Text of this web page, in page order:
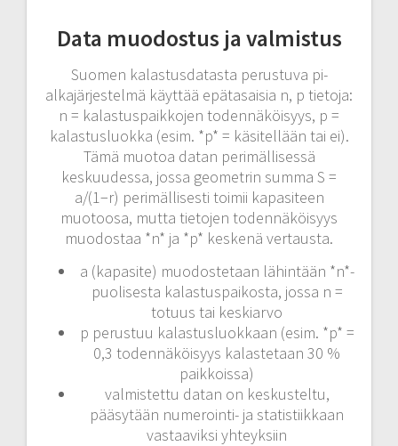
Data muodostus ja valmistus
Suomen kalastusdatasta perustuva pi-
alkajärjestelmä käyttää epätasaisia n, p tietoja:
n = kalastuspaikkojen todennäköisyys, p =
kalastusluokka (esim. *p* = käsitellään tai ei).
Tämä muotoa datan perimällisessä
keskuudessa, jossa geometrin summa S =
a/(1−r) perimällisesti toimii kapasiteen
muotoosa, mutta tietojen todennäköisyys
muodostaa *n* ja *p* keskenä vertausta.
a (kapasite) muodostetaan lähintään *n*-
puolisesta kalastuspaikosta, jossa n =
totuus tai keskiarvo
p perustuu kalastusluokkaan (esim. *p* =
0,3 todennäköisyys kalastetaan 30 %
paikkoissa)
valmistettu datan on keskusteltu,
pääsytään numerointi- ja statistiikkaan
vastaaviksi yhteyksiin